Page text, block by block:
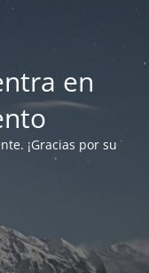
en
¡Gracias por su